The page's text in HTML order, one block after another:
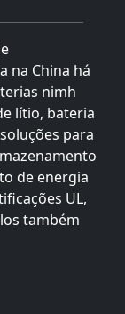
na China há
nimh
lítio, bateria
para
de energia
UL,
também